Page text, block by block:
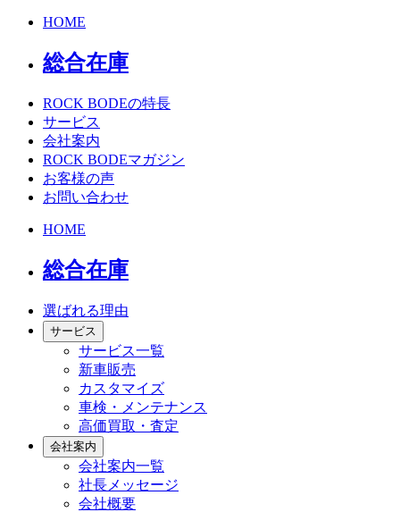
HOME
総合在庫
ROCK BODEの特長
サービス
会社案内
ROCK BODEマガジン
お客様の声
お問い合わせ
HOME
総合在庫
選ばれる理由
サービス
サービス一覧
新車販売
カスタマイズ
車検・メンテナンス
高価買取・査定
会社案内
会社案内一覧
社長メッセージ
会社概要